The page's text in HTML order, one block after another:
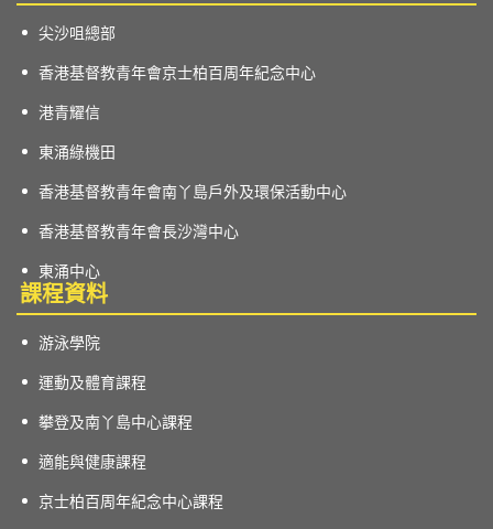
尖沙咀總部
香港基督教青年會京士柏百周年紀念中心
港青耀信
東涌綠機田
香港基督教青年會南丫島戶外及環保活動中心
香港基督教青年會長沙灣中心
東涌中心
課程資料
游泳學院
運動及體育課程
攀登及南丫島中心課程
適能與健康課程
京士柏百周年紀念中心課程